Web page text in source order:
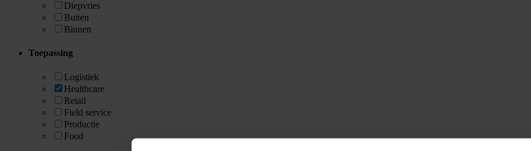
Diepvries
Buiten
Binnen
Toepassing
Logistiek
Healthcare
Retail
Field service
Productie
Food